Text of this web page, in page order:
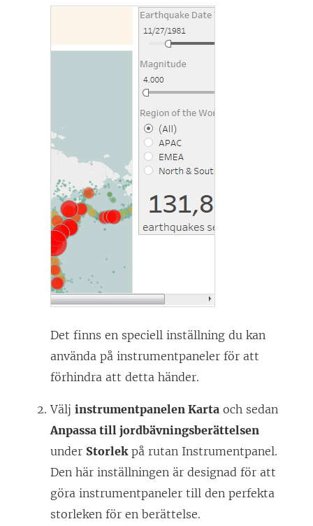
Det finns en speciell inställning du kan
använda på instrumentpaneler för att
förhindra att detta händer.
Välj instrumentpanelen Karta och sedan
Anpassa till jordbävningsberättelsen
under Storlekpå rutan Instrumentpanel.
Den här inställningen är designad för att
göra instrumentpaneler till den perfekta
storleken för en berättelse.